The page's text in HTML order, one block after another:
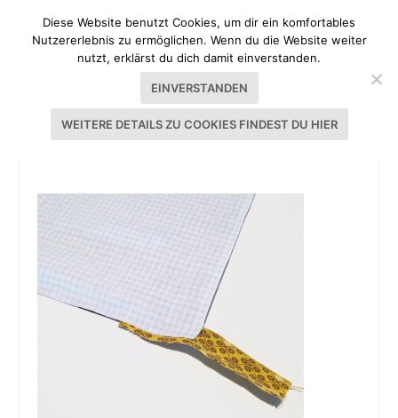
IMG_6312.JPG
Diese Website benutzt Cookies, um dir ein komfortables
Nutzererlebnis zu ermöglichen. Wenn du die Website weiter
nutzt, erklärst du dich damit einverstanden.
EINVERSTANDEN
WEITERE DETAILS ZU COOKIES FINDEST DU HIER